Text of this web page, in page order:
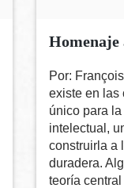
Homenaje
Por:
existe en las
único para
intelectual,
construirla a
duradera.
teoría